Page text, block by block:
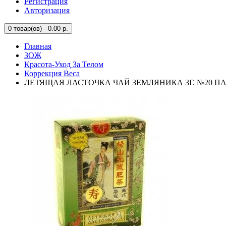
Авторизация
0 товар(ов) - 0.00 р.
Главная
ЗОЖ
Красота-Уход За Телом
Коррекция Веса
ЛЕТЯЩАЯ ЛАСТОЧКА ЧАЙ ЗЕМЛЯНИКА 3Г. №20